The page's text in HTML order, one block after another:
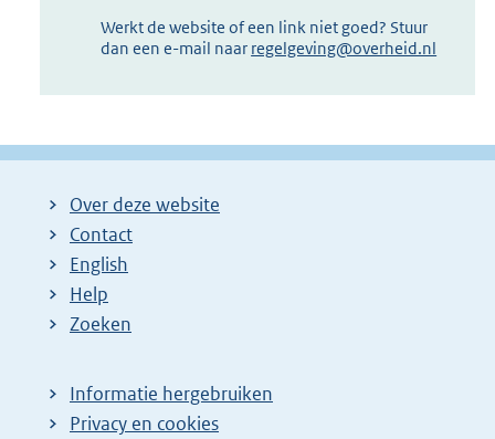
Werkt de website of een link niet goed? Stuur
dan een e-mail naar regelgeving@overheid.nl
Over deze website
Contact
English
Help
Zoeken
Informatie hergebruiken
Privacy en cookies